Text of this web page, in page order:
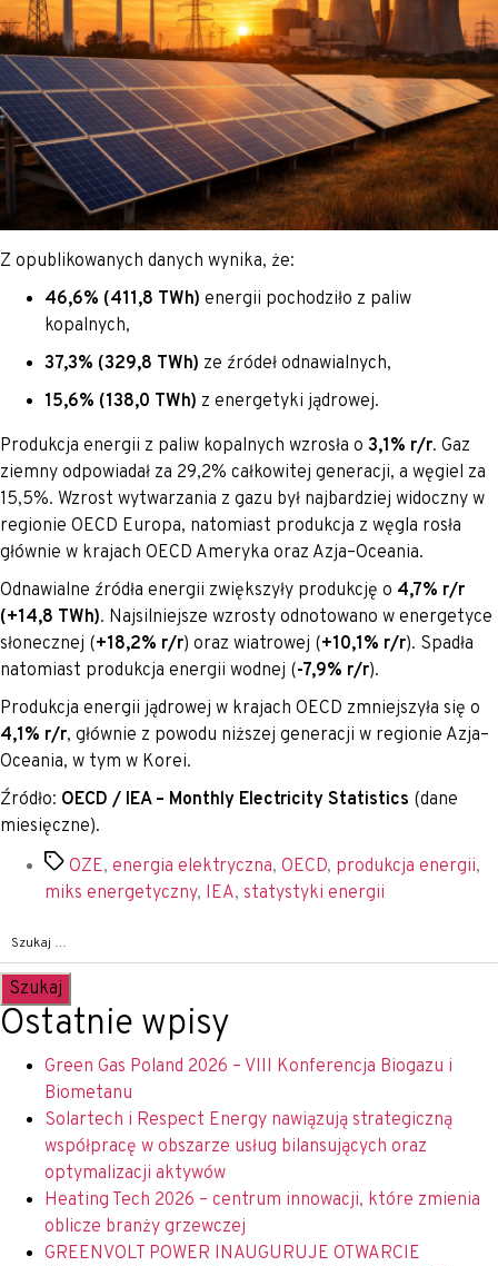
Z opublikowanych danych wynika, że:
46,6% (411,8 TWh) energii pochodziło z paliw
kopalnych,
37,3% (329,8 TWh) ze źródeł odnawialnych,
15,6% (138,0 TWh) z energetyki jądrowej.
Produkcja energii z paliw kopalnych wzrosła o 3,1% r/r. Gaz
ziemny odpowiadał za 29,2% całkowitej generacji, a węgiel za
15,5%. Wzrost wytwarzania z gazu był najbardziej widoczny w
regionie OECD Europa, natomiast produkcja z węgla rosła
głównie w krajach OECD Ameryka oraz Azja–Oceania.
Odnawialne źródła energii zwiększyły produkcję o 4,7% r/r
(+14,8 TWh). Najsilniejsze wzrosty odnotowano w energetyce
słonecznej (+18,2% r/r) oraz wiatrowej (+10,1% r/r). Spadła
natomiast produkcja energii wodnej (-7,9% r/r).
Produkcja energii jądrowej w krajach OECD zmniejszyła się o
4,1% r/r, głównie z powodu niższej generacji w regionie Azja–
Oceania, w tym w Korei.
Źródło: OECD / IEA – Monthly Electricity Statistics (dane
miesięczne).
TagiOZE, energia elektryczna, OECD, produkcja energii,
miks energetyczny, IEA, statystyki energii
Szukaj:
Ostatnie wpisy
Green Gas Poland 2026 – VIII Konferencja Biogazu i
Biometanu
Solartech i Respect Energy nawiązują strategiczną
współpracę w obszarze usług bilansujących oraz
optymalizacji aktywów
Heating Tech 2026 – centrum innowacji, które zmienia
oblicze branży grzewczej
GREENVOLT POWER INAUGURUJE OTWARCIE